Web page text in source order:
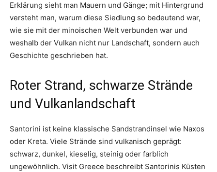
Erklärung sieht man Mauern und Gänge; mit Hintergrund
versteht man, warum diese Siedlung so bedeutend war,
wie sie mit der minoischen Welt verbunden war und
weshalb der Vulkan nicht nur Landschaft, sondern auch
Geschichte geschrieben hat.
Roter Strand, schwarze Strände
und Vulkanlandschaft
Santorini ist keine klassische Sandstrandinsel wie Naxos
oder Kreta. Viele Strände sind vulkanisch geprägt:
schwarz, dunkel, kieselig, steinig oder farblich
ungewöhnlich. Visit Greece beschreibt Santorinis Küsten